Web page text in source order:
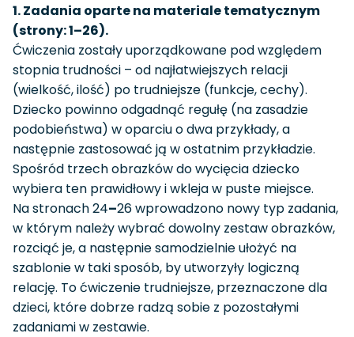
1. Zadania oparte na materiale tematycznym
(strony: 1–26).
Ćwiczenia zostały uporządkowane pod względem
stopnia trudności – od najłatwiejszych relacji
(wielkość, ilość) po trudniejsze (funkcje, cechy).
Dziecko powinno odgadnąć regułę (na zasadzie
podobieństwa) w oparciu o dwa przykłady, a
następnie zastosować ją w ostatnim przykładzie.
Spośród trzech obrazków do wycięcia dziecko
wybiera ten prawidłowy i wkleja w puste miejsce.
Na stronach 24–26 wprowadzono nowy typ zadania,
w którym należy wybrać dowolny zestaw obrazków,
rozciąć je, a następnie samodzielnie ułożyć na
szablonie w taki sposób, by utworzyły logiczną
relację. To ćwiczenie trudniejsze, przeznaczone dla
dzieci, które dobrze radzą sobie z pozostałymi
zadaniami w zestawie.